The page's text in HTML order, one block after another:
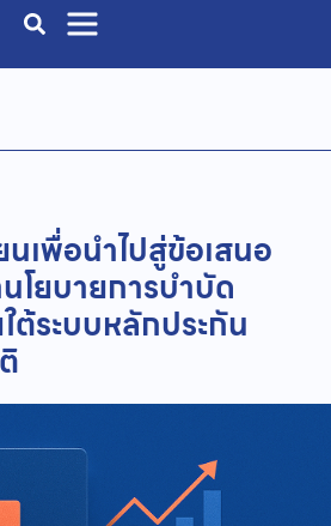
เพื่อนำไปสู่ข้อเสนอ
โยบายการบำบัด
ต้ระบบหลักประกัน